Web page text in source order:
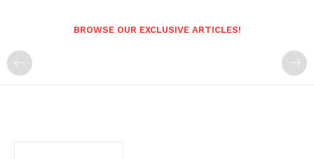
BROWSE OUR EXCLUSIVE ARTICLES!